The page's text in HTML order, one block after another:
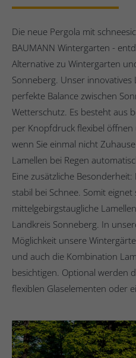
Die neue Pergola mit
BAUMANN Wintergarten -
Alternative zu Wintergarten
Sonneberg. Unser
perfekte Balance zwischen
Wetterschutz. Es besteht aus
per Knopfdruck flexibel
wenn Sie einmal nicht
Lamellen bei Regen
Eine zusätzliche
stabil bei Schnee. Somit eignet
mittelgebirgstaugliche
Landkreis Sonneberg. In
Möglichkeit unsere
und auch die Kombination
besichtigen. Optional werden
flexiblen Glaselementen oder